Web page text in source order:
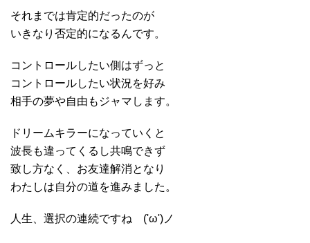
それまでは肯定的だったのが
いきなり否定的になるんです。
コントロールしたい側はずっと
コントロールしたい状況を好み
相手の夢や自由もジャマします。
ドリームキラーになっていくと
波長も違ってくるし共鳴できず
致し方なく、お友達解消となり
わたしは自分の道を進みました。
人生、選択の連続ですね ('ω')ノ